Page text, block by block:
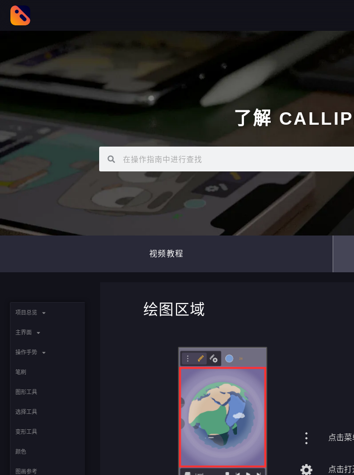
了解
视频教程
项目总览
主界⾯
操作手势
笔刷
图形工具
选择工具
变形工具
颜色
图画参考
绘图区域
点击菜
点击打